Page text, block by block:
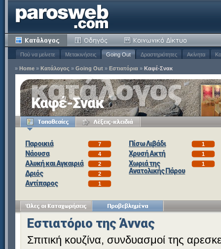
Πού να μείνετε Μετακινήσεις Going Out Δραστηριότητες Ακίνητα
» Home » Κατάλογος » Going Out » Εστιατόρια » Καφέ-Σνακ
Καφέ-Σνακ
Παροικιά 7
Νάουσα 4
Αλυκή και Αγκαιριά 2
Δριός 2
Αντίπαρος 1
Πίσω Λιβάδι 1
Χρυσή Ακτή 1
Χωριά της
Ανατολικής Πάρου
1
Εστιατόριο της Άννας
Σπιτική κουζίνα, συνδυασμοί της